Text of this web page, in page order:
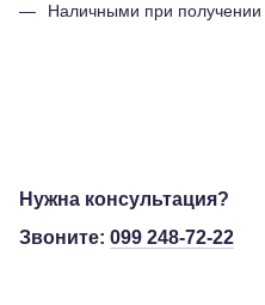
Наличными при получении
Нужна консультация?
Звоните: 099 248-72-22